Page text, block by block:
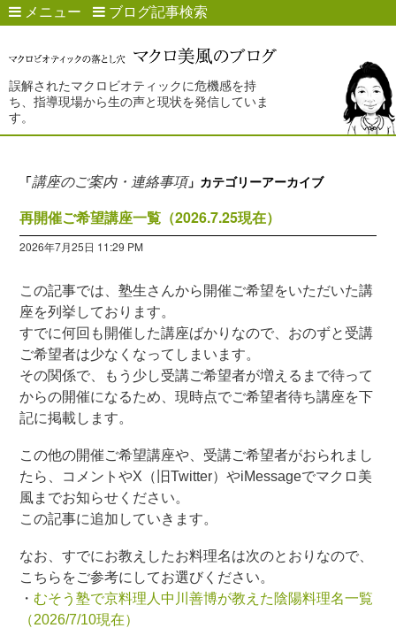
メニュー ブログ記事検索
誤解されたマクロビオティックに危機感を持
ち、指導現場から生の声と現状を発信していま
す。
「講座のご案内・連絡事項」カテゴリーアーカイブ
再開催ご希望講座一覧（2026.7.25現在）
2026年7月25日 11:29 PM
この記事では、塾生さんから開催ご希望をいただいた講
座を列挙しております。
すでに何回も開催した講座ばかりなので、おのずと受講
ご希望者は少なくなってしまいます。
その関係で、もう少し受講ご希望者が増えるまで待って
からの開催になるため、現時点でご希望者待ち講座を下
記に掲載します。
この他の開催ご希望講座や、受講ご希望者がおられまし
たら、コメントやX（旧Twitter）やiMessageでマクロ美
風までお知らせください。
この記事に追加していきます。
なお、すでにお教えしたお料理名は次のとおりなので、
こちらをご参考にしてお選びください。
・むそう塾で京料理人中川善博が教えた陰陽料理名一覧
（2026/7/10現在）